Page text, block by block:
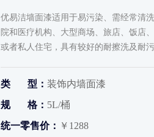
优易洁墙面漆适用于易污染、需经常清
院和医疗机构、大型商场、旅店、饭店
或者私人住宅，具有较好的耐擦洗及耐污
类 型： 装饰内墙面漆
规 格： 5L/桶
统一零售价： ￥1288